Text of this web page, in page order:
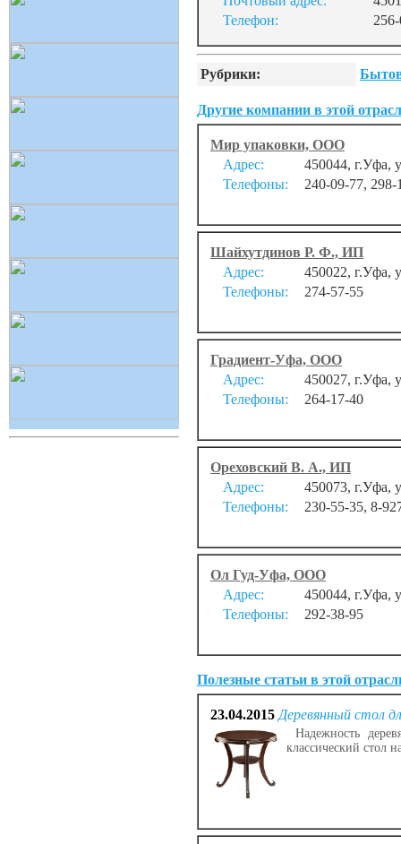
Телефон:
Рубрики:
Другие компании в этой
Мир упаковки, ООО
Адрес:
450044, г.Уфа,
Телефоны:
240-09-77, 298-
Шайхутдинов Р. Ф., ИП
Адрес:
450022, г.Уфа,
Телефоны:
274-57-55
Градиент-Уфа, ООО
Адрес:
450027, г.Уфа,
Телефоны:
264-17-40
Ореховский В. А., ИП
Адрес:
450073, г.Уфа,
Телефоны:
230-55-35, 8-
Ол Гуд-Уфа, ООО
Адрес:
450044, г.Уфа,
Телефоны:
292-38-95
Полезные статьи в этой
23.04.2015 Деревянный стол
Надежность
классический стол